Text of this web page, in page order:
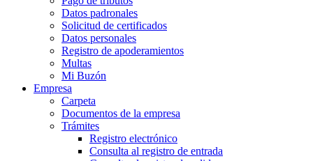
Datos padronales
Solicitud de certificados
Datos personales
Registro de apoderamientos
Multas
Mi Buzón
Empresa
Carpeta
Documentos de la empresa
Trámites
Registro electrónico
Consulta al registro de entrada